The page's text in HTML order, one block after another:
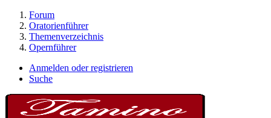
Forum
Oratorienführer
Themenverzeichnis
Opernführer
Anmelden oder registrieren
Suche